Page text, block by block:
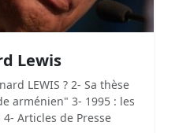
Lewis
LEWIS ? 2- Sa thèse
arménien" 3- 1995 : les
Articles de Presse